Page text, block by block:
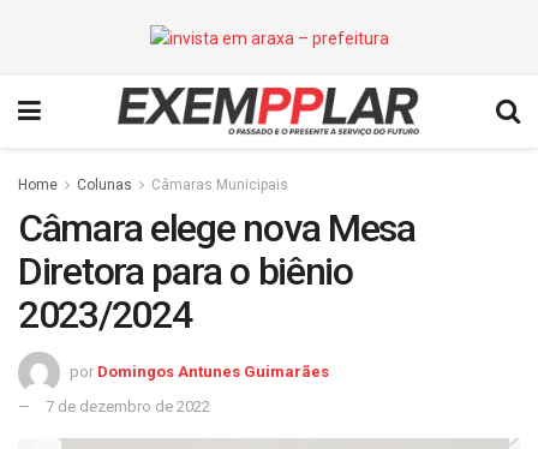
Home Colunas Câmaras Municipais
Câmara elege nova Mesa
Diretora para o biênio
2023/2024
por Domingos Antunes Guimarães
7 de dezembro de 2022